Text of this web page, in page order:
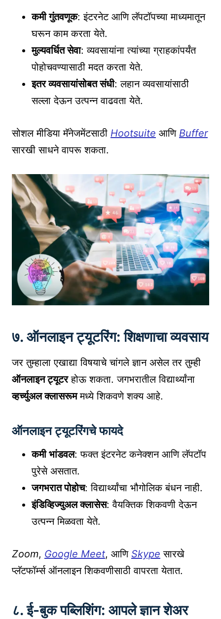
कमी गुंतवणूक: इंटरनेट आणि लॅपटॉपच्या माध्यमातून
घरून काम करता येते.
मुल्यवर्धित सेवा: व्यवसायांना त्यांच्या ग्राहकांपर्यंत
पोहोचवण्यासाठी मदत करता येते.
इतर व्यवसायांसोबत संधी: लहान व्यवसायांसाठी
सल्ला देऊन उत्पन्न वाढवता येते.
सोशल मीडिया मॅनेजमेंटसाठी Hootsuite आणि Buffer
सारखी साधने वापरू शकता.
७. ऑनलाइन ट्यूटरिंग: शिक्षणाचा व्यवसाय
जर तुम्हाला एखाद्या विषयाचे चांगले ज्ञान असेल तर तुम्ही
ऑनलाइन ट्यूटरहोऊ शकता. जगभरातील विद्यार्थ्यांना
व्हर्च्युअल क्लासरूममध्ये शिकवणे शक्य आहे.
ऑनलाइन ट्यूटरिंगचे फायदे
कमी भांडवल: फक्त इंटरनेट कनेक्शन आणि लॅपटॉप
पुरेसे असतात.
जगभरात पोहोच: विद्यार्थ्यांचा भौगोलिक बंधन नाही.
इंडिव्हिज्युअल क्लासेस: वैयक्तिक शिकवणी देऊन
उत्पन्न मिळवता येते.
Zoom, Google Meet, आणि Skype सारखे
प्लॅटफॉर्म्स ऑनलाइन शिकवणीसाठी वापरता येतात.
८. ई-बुक पब्लिशिंग: आपले ज्ञान शेअर